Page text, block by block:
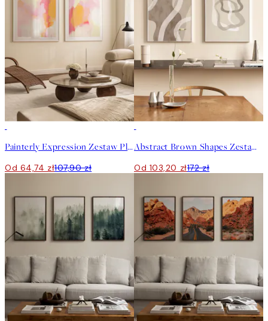
Painterly Expression Zestaw Plakatów
Od 64,74 zł107,90 zł
Abstract Brown Shapes Zestaw Plakatów
Od 103,20 zł172 zł